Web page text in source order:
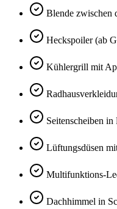
Blende zwischen
Heckspoiler (ab
Kühlergrill mit
Seitenscheiben
Lüftungsdüsen
Multifunktions-
Dachhimmel in